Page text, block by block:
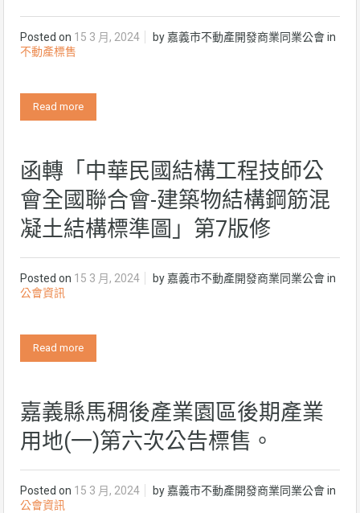
Posted on 15 3 月, 2024 by 嘉義市不動產開發商業同業公會in
不動產標售
Read more
函轉「中華民國結構工程技師公
會全國聯合會-建築物結構鋼筋混
凝土結構標準圖」第7版修
Posted on 15 3 月, 2024 by 嘉義市不動產開發商業同業公會in
公會資訊
Read more
嘉義縣馬稠後產業園區後期產業
用地(一)第六次公告標售。
Posted on 15 3 月, 2024 by 嘉義市不動產開發商業同業公會in
公會資訊